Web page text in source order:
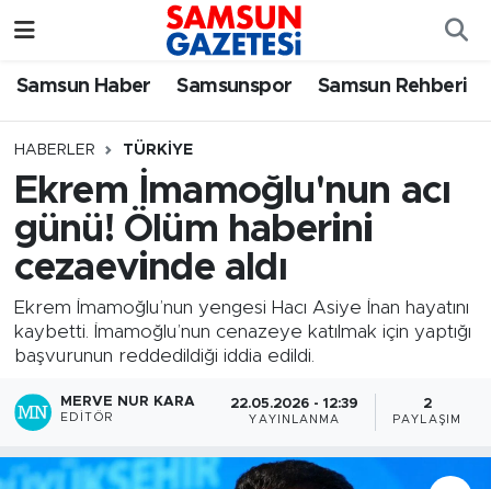
Samsun Haber Samsunspor Samsun Rehberi
HABERLER TÜRKIYE
Ekrem İmamoğlu'nun acı
günü! Ölüm haberini
cezaevinde aldı
Ekrem İmamoğlu’nun yengesi Hacı Asiye İnan hayatını
kaybetti. İmamoğlu’nun cenazeye katılmak için yaptığı
başvurunun reddedildiği iddia edildi.
MERVE NUR KARA
EDITÖR
22.05.2026 - 12:39
YAYINLANMA
2
PAYLAŞIM
Samsun Haber
Samsunspor
Samsun Rehberi
Resmi İlanlar
Samsun Nöbetçi Eczaneler
Samsun Hava Durumu
SAMSUN Namaz Vakitleri
Samsun Trafik Yoğunluk Haritası
Süper Lig Puan Durumu ve Fikstür
Tüm Manşetler
Son Dakika Haberleri
Haber Arşivi